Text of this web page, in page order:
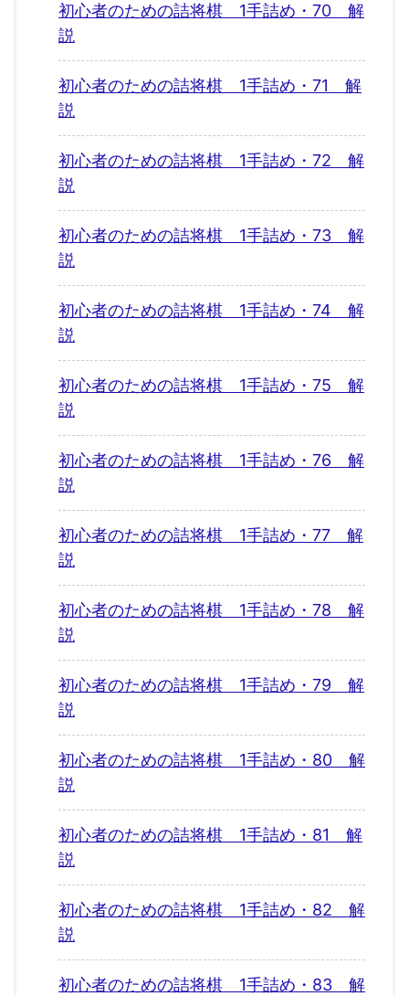
初心者のための詰将棋 1手詰め・70 解
説
初心者のための詰将棋 1手詰め・71 解
説
初心者のための詰将棋 1手詰め・72 解
説
初心者のための詰将棋 1手詰め・73 解
説
初心者のための詰将棋 1手詰め・74 解
説
初心者のための詰将棋 1手詰め・75 解
説
初心者のための詰将棋 1手詰め・76 解
説
初心者のための詰将棋 1手詰め・77 解
説
初心者のための詰将棋 1手詰め・78 解
説
初心者のための詰将棋 1手詰め・79 解
説
初心者のための詰将棋 1手詰め・80 解
説
初心者のための詰将棋 1手詰め・81 解
説
初心者のための詰将棋 1手詰め・82 解
説
初心者のための詰将棋 1手詰め・83 解